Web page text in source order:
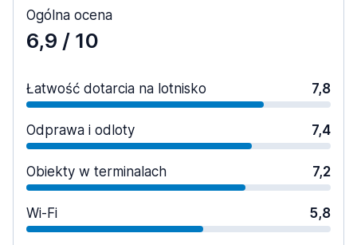
Ogólna ocena
6,9 / 10
Łatwość dotarcia na lotnisko 7,8
Odprawa i odloty 7,4
Obiekty w terminalach 7,2
Wi-Fi 5,8